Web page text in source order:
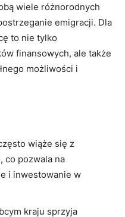
wiele różnorodnych
emigracji. Dla
to nie tylko
finansowych, ale także
możliwości i
wiąże się z
co pozwala na
i inwestowanie w
kraju sprzyja